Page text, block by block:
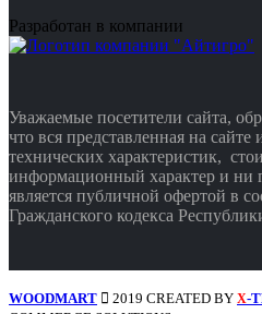
Разработан в компании
Уважаемые посетители сайта,
что вся представленная на
технических характеристик,
информационный характер и ни
является публичной офертой в
Гражданского кодекса
WOODMART 2019 CREATED BY X-